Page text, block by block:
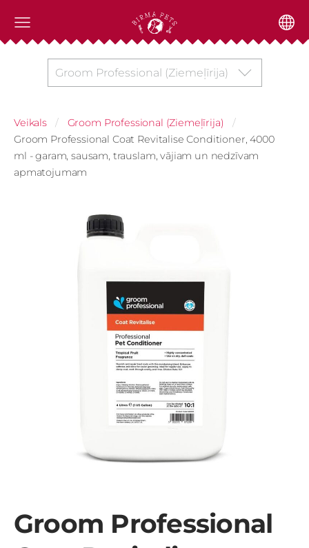
Groom Professional (Ziemeļīrija)
Veikals
Groom Professional (Ziemeļīrija)
Groom Professional Coat Revitalise Conditioner, 4000
ml - garam, sausam, trauslam, vājiam un nedzīvam
apmatojumam
Groom Professional